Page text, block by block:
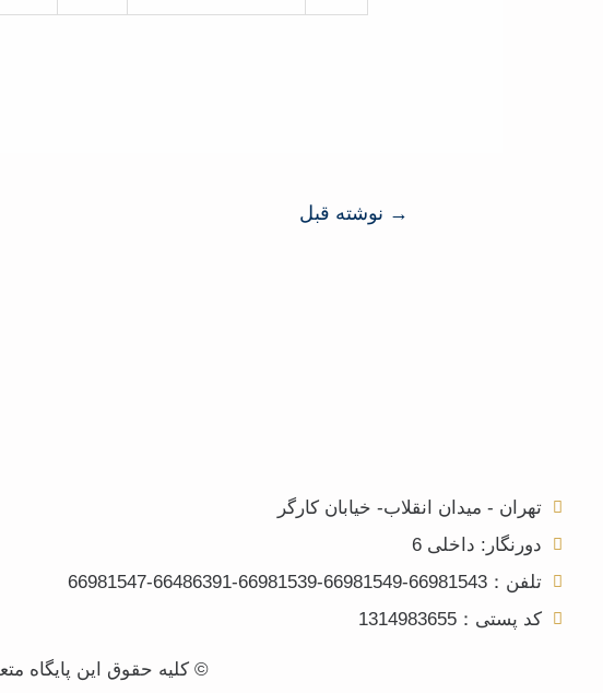
→ نوشته قبل
تهران - میدان انقلاب- خیابان کارگر
دورنگار: داخلی 6
تلفن：66981543-66981549-66981539-66486391-66981547
کد پستی：1314983655
© کلیه حقوق این پایگاه